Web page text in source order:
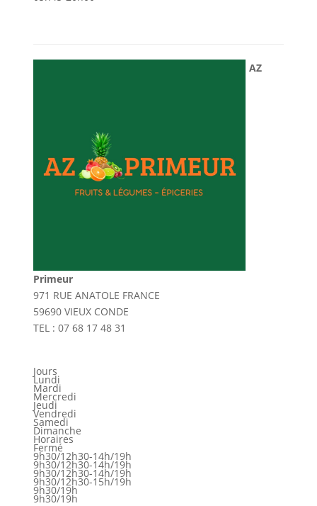
AZ
Primeur
971 RUE ANATOLE FRANCE
59690 VIEUX CONDE
TEL : 07 68 17 48 31
Jours
Lundi
Mardi
Mercredi
Jeudi
Vendredi
Samedi
Dimanche
Horaires
Fermé
9h30/12h30-14h/19h
9h30/12h30-14h/19h
9h30/12h30-14h/19h
9h30/12h30-15h/19h
9h30/19h
9h30/19h